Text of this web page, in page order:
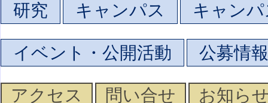
研究 キャンパス キャン
イベント・公開活動 公募情報
アクセス 問い合せ お知ら